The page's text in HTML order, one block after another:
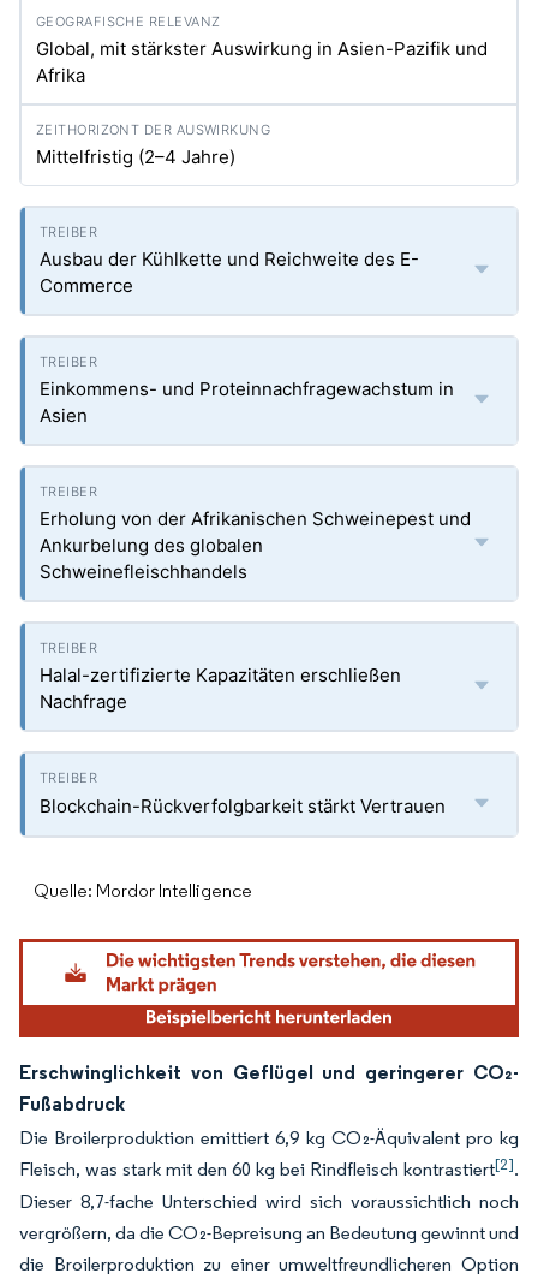
Global, mit stärkster Auswirkung in Asien-Pazifik und
Afrika
Mittelfristig (2–4 Jahre)
Ausbau der Kühlkette und Reichweite des E-
Commerce
Einkommens- und Proteinnachfragewachstum in
Asien
Erholung von der Afrikanischen Schweinepest und
Ankurbelung des globalen
Schweinefleischhandels
Halal-zertifizierte Kapazitäten erschließen
Nachfrage
Blockchain-Rückverfolgbarkeit stärkt Vertrauen
Quelle: Mordor Intelligence
Erschwinglichkeit von Geflügel und geringerer CO₂-
Fußabdruck
Die Broilerproduktion emittiert 6,9 kg CO₂-Äquivalent pro kg
Fleisch, was stark mit den 60 kg bei Rindfleisch kontrastiert[2].
Dieser 8,7-fache Unterschied wird sich voraussichtlich noch
vergrößern, da die CO₂-Bepreisung an Bedeutung gewinnt und
die Broilerproduktion zu einer umweltfreundlicheren Option